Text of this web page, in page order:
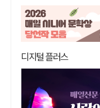
디지털 플러스